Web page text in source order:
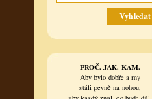
PROČ. JAK. KAM.
Aby bylo dobře a my
stáli pevně na nohou,